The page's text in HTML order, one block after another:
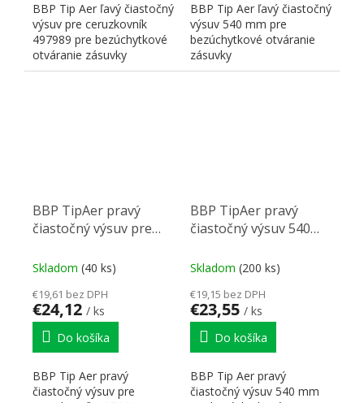
BBP Tip Aer ľavý čiastočný
výsuv pre ceruzkovník
497989 pre bezúchytkové
otváranie zásuvky
BBP Tip Aer ľavý čiastočný
výsuv 540 mm pre
bezúchytkové otváranie
zásuvky
BBP TipAer pravý
čiastočný výsuv pre
bezúchytkové
Skladom (40 ks)
€19,61 bez DPH
€24,12 / ks
Do košíka
BBP Tip Aer pravý
čiastočný výsuv pre
BBP TipAer pravý
čiastočný výsuv 540
otváranie
Skladom (200 ks)
€19,15 bez DPH
€23,55 / ks
Do košíka
BBP Tip Aer pravý
čiastočný výsuv 540 mm